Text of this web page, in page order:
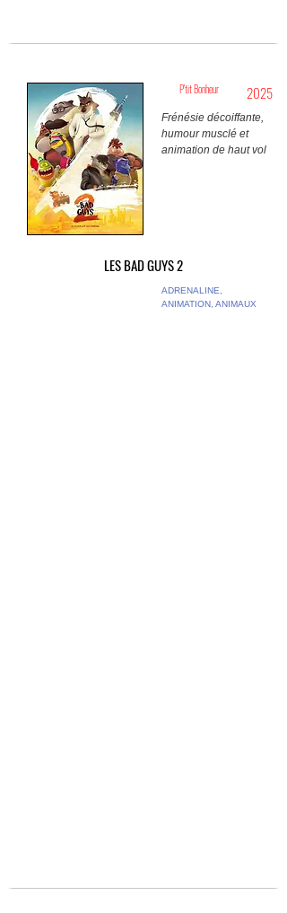
P'tit Bonheur 2025
Frénésie décoiffante,
humour musclé et
animation de haut vol
LES BAD GUYS 2
ADRENALINE,
ANIMATION, ANIMAUX